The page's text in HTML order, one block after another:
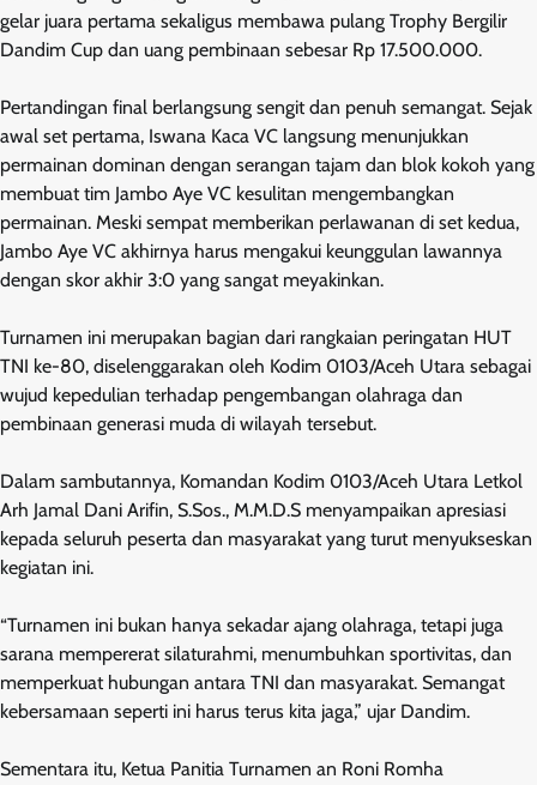
gelar juara pertama sekaligus membawa pulang Trophy Bergilir
Dandim Cup dan uang pembinaan sebesar Rp 17.500.000.
Pertandingan final berlangsung sengit dan penuh semangat. Sejak
awal set pertama, Iswana Kaca VC langsung menunjukkan
permainan dominan dengan serangan tajam dan blok kokoh yang
membuat tim Jambo Aye VC kesulitan mengembangkan
permainan. Meski sempat memberikan perlawanan di set kedua,
Jambo Aye VC akhirnya harus mengakui keunggulan lawannya
dengan skor akhir 3:0 yang sangat meyakinkan.
Turnamen ini merupakan bagian dari rangkaian peringatan HUT
TNI ke-80, diselenggarakan oleh Kodim 0103/Aceh Utara sebagai
wujud kepedulian terhadap pengembangan olahraga dan
pembinaan generasi muda di wilayah tersebut.
Dalam sambutannya, Komandan Kodim 0103/Aceh Utara Letkol
Arh Jamal Dani Arifin, S.Sos., M.M.D.S menyampaikan apresiasi
kepada seluruh peserta dan masyarakat yang turut menyukseskan
kegiatan ini.
“Turnamen ini bukan hanya sekadar ajang olahraga, tetapi juga
sarana mempererat silaturahmi, menumbuhkan sportivitas, dan
memperkuat hubungan antara TNI dan masyarakat. Semangat
kebersamaan seperti ini harus terus kita jaga,” ujar Dandim.
Sementara itu, Ketua Panitia Turnamen an Roni Romha